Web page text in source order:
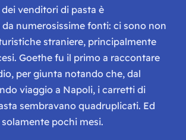
venditori di pasta è
numerosissime fonti: ci sono non
straniere, principalmente
Goethe fu il primo a raccontare
per giunta notando che, dal
viaggio a Napoli, i carretti di
sembravano quadruplicati. Ed
pochi mesi.